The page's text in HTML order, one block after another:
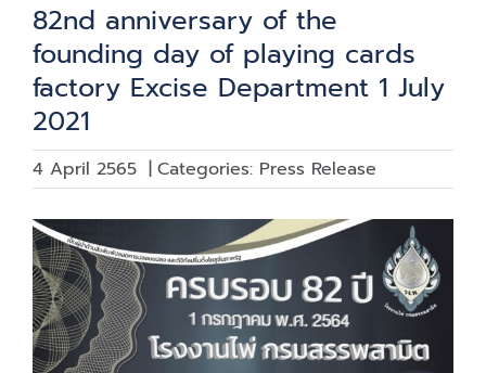
82nd anniversary of the
founding day of playing cards
factory Excise Department 1 July
2021
4 April 2565 | Categories: Press Release